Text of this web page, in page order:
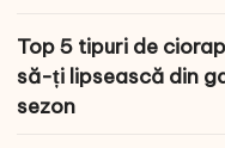
Top 5 tipuri de
să-ți lipsească din
sezon